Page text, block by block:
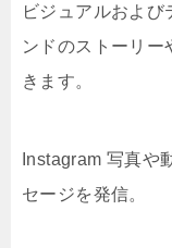
ビジュアルおよび
ンドのストーリー
きます。
Instagram 写真や
セージを発信。